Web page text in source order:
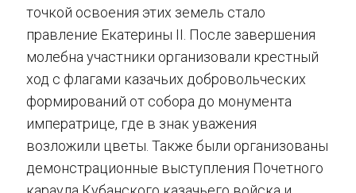
точкой освоения этих земель стало
правление Екатерины II. После завершения
молебна участники организовали крестный
ход с флагами казачьих добровольческих
формирований от собора до монумента
императрице, где в знак уважения
возложили цветы. Также были организованы
демонстрационные выступления Почетного